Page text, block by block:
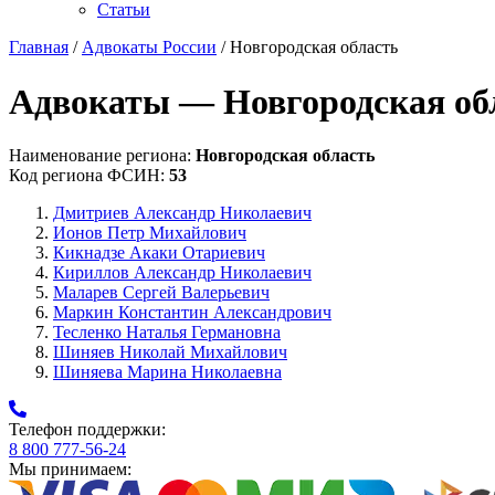
Статьи
Главная / Адвокаты России / Новгородская область
Адвокаты — Новгородская
Наименование региона: Новгородская область
Код региона ФСИН: 53
Дмитриев Александр Николаевич
Ионов Петр Михайлович
Кикнадзе Акаки Отариевич
Кириллов Александр Николаевич
Маларев Сергей Валерьевич
Маркин Константин Александрович
Тесленко Наталья Германовна
Шиняев Николай Михайлович
Шиняева Марина Николаевна
Телефон поддержки:
8 800 777-56-24
Мы принимаем: